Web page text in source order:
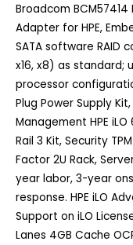
Broadcom
Adapter for HPE,
SATA software RAID
x16, x8) as
processor
Plug Power Supply
Management HPE iLO
Rail 3 Kit, Security
Factor 2U Rack,
year labor, 3-year
response. HPE iLO
Support on iLO
Lanes 4GB Cache